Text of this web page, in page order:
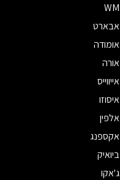
WM
אבארט
אומודה
אורה
אייווייס
איסוזו
אלפין
אקספנג
ביואיק
ג'אקו